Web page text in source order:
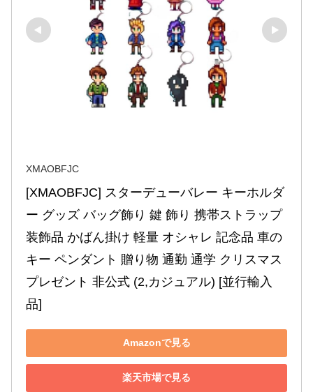
XMAOBFJC
[XMAOBFJC] スターデューバレー キーホルダ
ー グッズ バッグ飾り 鍵 飾り 携帯ストラップ
装飾品 かばん掛け 軽量 オシャレ 記念品 車の
キー ペンダント 贈り物 通勤 通学 クリスマス
プレゼント 非公式 (2,カジュアル) [並行輸入
品]
Amazonで見る
楽天市場で見る